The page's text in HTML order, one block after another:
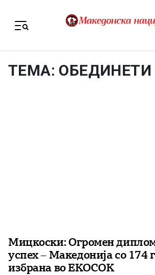
ТЕМА:
Мицкоски: Огромен
успех – Македонија со 174
избрана во ЕКОСОК